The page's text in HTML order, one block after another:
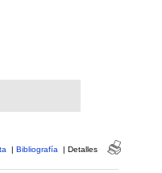
| Bibliografía | Detalles